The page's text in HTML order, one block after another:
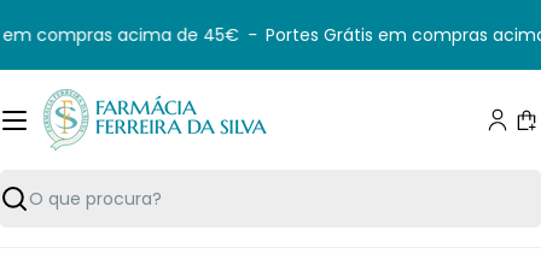
para
o
conteúdo
compras acima de 45€ - Portes Grátis em compras
Pesquisar